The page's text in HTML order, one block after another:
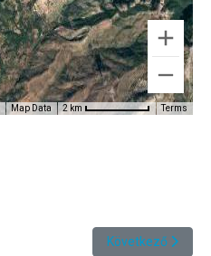
Map Data 2 km Terms
Következő cikk:
Következő